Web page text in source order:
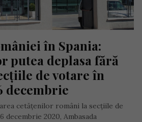
în Spania:
putea deplasa fără
de votare în
decembrie
cetățenilor români la secțiile de
decembrie 2020, Ambasada